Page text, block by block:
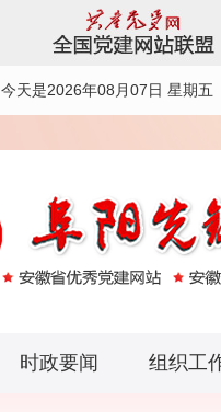
今天是2026年08月07日 星期五
时政要闻 组织工